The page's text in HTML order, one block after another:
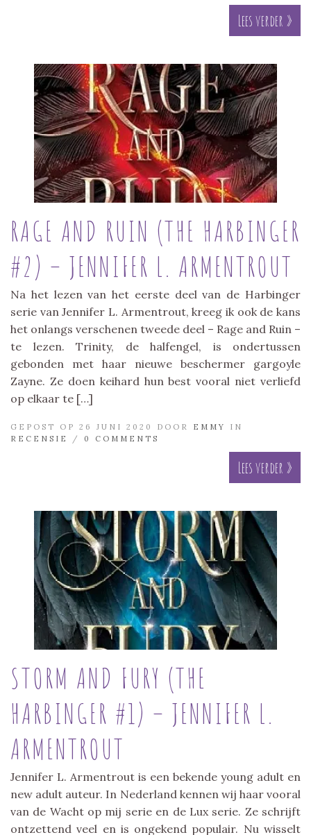
Lees verder »
RAGE AND RUIN (THE HARBINGER
#2) – JENNIFER L. ARMENTROUT
Na het lezen van het eerste deel van de Harbinger
serie van Jennifer L. Armentrout, kreeg ik ook de kans
het onlangs verschenen tweede deel – Rage and Ruin –
te lezen. Trinity, de halfengel, is ondertussen
gebonden met haar nieuwe beschermer gargoyle
Zayne. Ze doen keihard hun best vooral niet verliefd
op elkaar te […]
GEPOST OP 26 JUNI 2020 DOOR EMMY
IN
RECENSIE
/ 0 COMMENTS
Lees verder »
STORM AND FURY (THE
HARBINGER #1) – JENNIFER L.
ARMENTROUT
Jennifer L. Armentrout is een bekende young adult en
new adult auteur. In Nederland kennen wij haar vooral
van de Wacht op mij serie en de Lux serie. Ze schrijft
ontzettend veel en is ongekend populair. Nu wisselt